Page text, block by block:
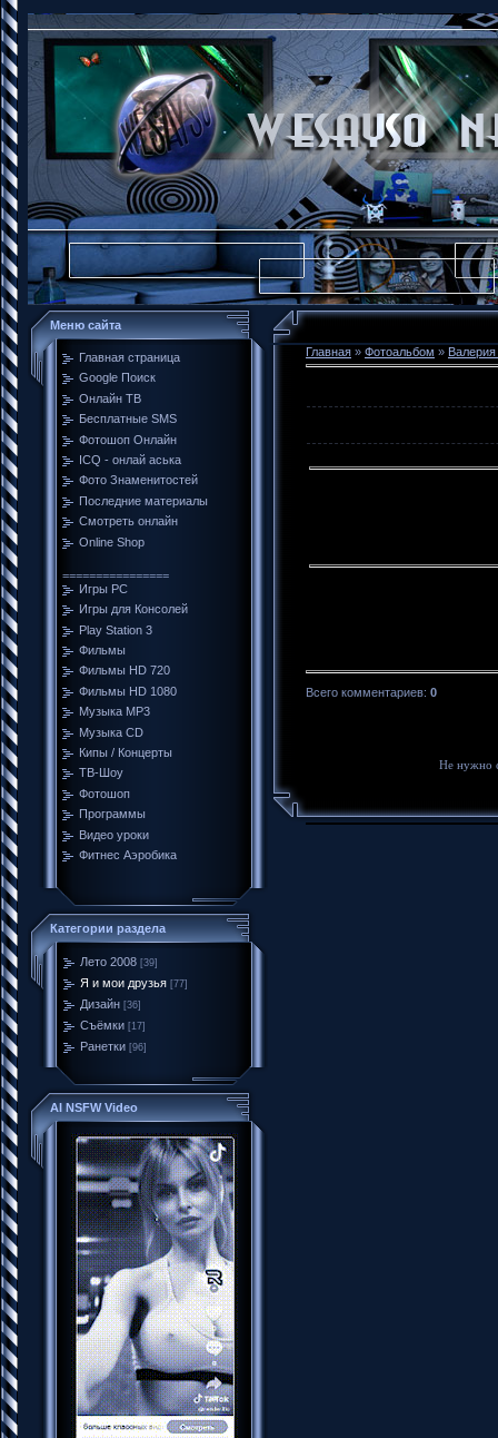
Меню сайта
Главная страница
Google Поиск
Онлайн ТВ
Бесплатные SMS
Фотошоп Онлайн
ICQ - онлай аська
Фото Знаменитостей
Последние материалы
Смотреть онлайн
Online Shop
================
Игры PC
Игры для Консолей
Play Station 3
Фильмы
Фильмы HD 720
Фильмы HD 1080
Музыка MP3
Музыка CD
Кипы / Концерты
ТВ-Шоу
Фотошоп
Программы
Видео уроки
Фитнес Аэробика
Категории раздела
Лето 2008 [39]
Я и мои друзья [77]
Дизайн [36]
Съёмки [17]
Ранетки [96]
AI NSFW Video
Главная » Фотоальбом » Валерия
Всего комментариев: 0
Не нужно